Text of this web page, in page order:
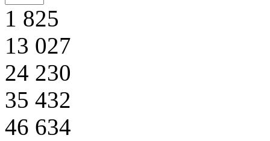
1 825
13 027
24 230
35 432
46 634